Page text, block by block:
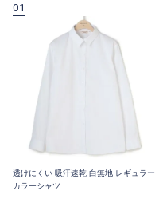
01
透けにくい 吸汗速乾 白無地 レギュラー
カラーシャツ